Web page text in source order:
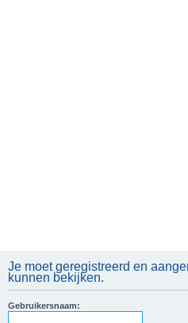
Je moet geregistreerd en
kunnen bekijken.
Gebruikersnaam: